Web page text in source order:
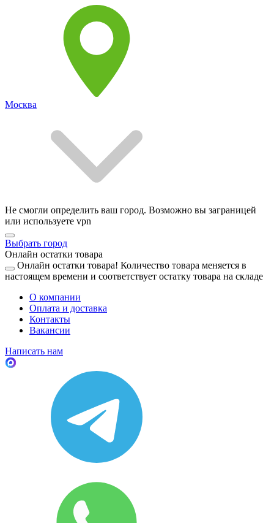
Москва
Не смогли определить ваш город. Возможно вы заграницей
или используете vpn
Выбрать город
Онлайн остатки товара
Онлайн остатки товара! Количество товара меняется в
настоящем времени и соответствует остатку товара на складе
О компании
Оплата и доставка
Контакты
Вакансии
Написать нам